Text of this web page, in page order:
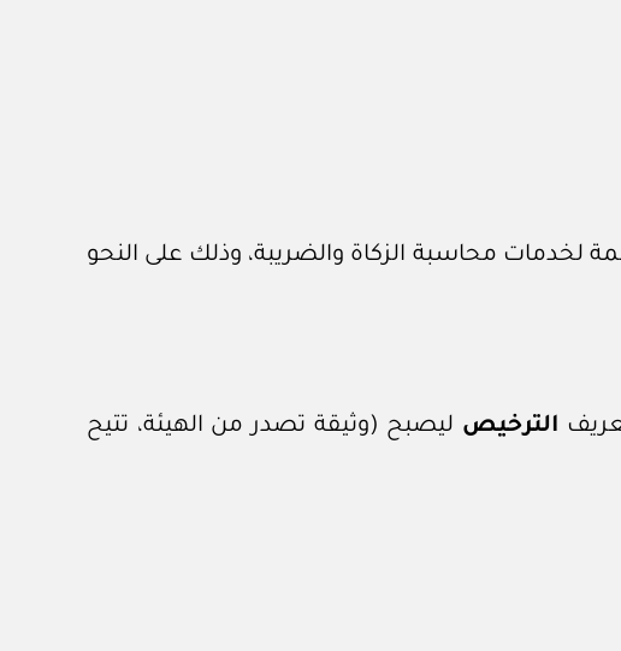
لخدمات محاسبة الزكاة والضريبة، وذلك على النحو
الترخيص ليصبح (وثيقة تصدر من الهيئة، تتيح